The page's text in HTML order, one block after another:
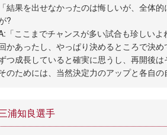
結果を出せなかったのは悔しいが、全体
?
「ここまでチャンスが多い試合も珍しい
かあったし、やっぱり決めるところで決
つ成長していると確実に思うし、再開後
のためには、当然決定力のアップと各自の
浦知良選手